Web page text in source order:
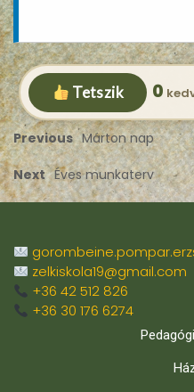
Tetszik 0
Previous Márton nap
Next Éves munkaterv
zelkiskola19@gmail.com
+36 42 512 826
+36 30 176 6274